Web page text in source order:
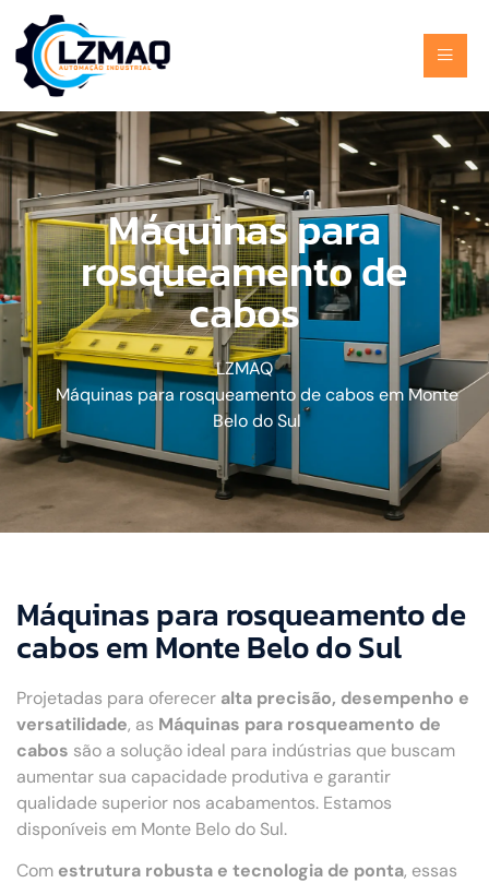
Máquinas para
rosqueamento de
cabos
LZMAQ
Máquinas para rosqueamento de cabos em Monte
Belo do Sul
Máquinas para rosqueamento de
cabos em Monte Belo do Sul
Projetadas para oferecer alta precisão, desempenho e
versatilidade, as Máquinas para rosqueamento de
cabos são a solução ideal para indústrias que buscam
aumentar sua capacidade produtiva e garantir
qualidade superior nos acabamentos. Estamos
disponíveis em Monte Belo do Sul.
Com estrutura robusta e tecnologia de ponta, essas